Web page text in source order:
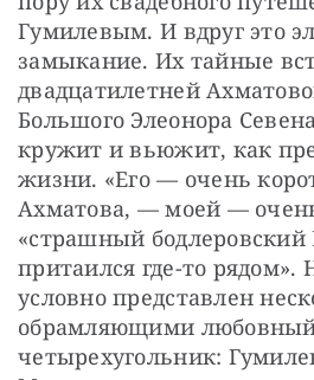
Гумилевым. И вдруг это
замыкание. Их тайные
двадцатилетней
Большого Элеонора
кружит и вьюжит, как
жизни. «Его — очень
Ахматова, — моей —
«страшный
притаился где-то
условно представлен
обрамляющими
четырехугольник: